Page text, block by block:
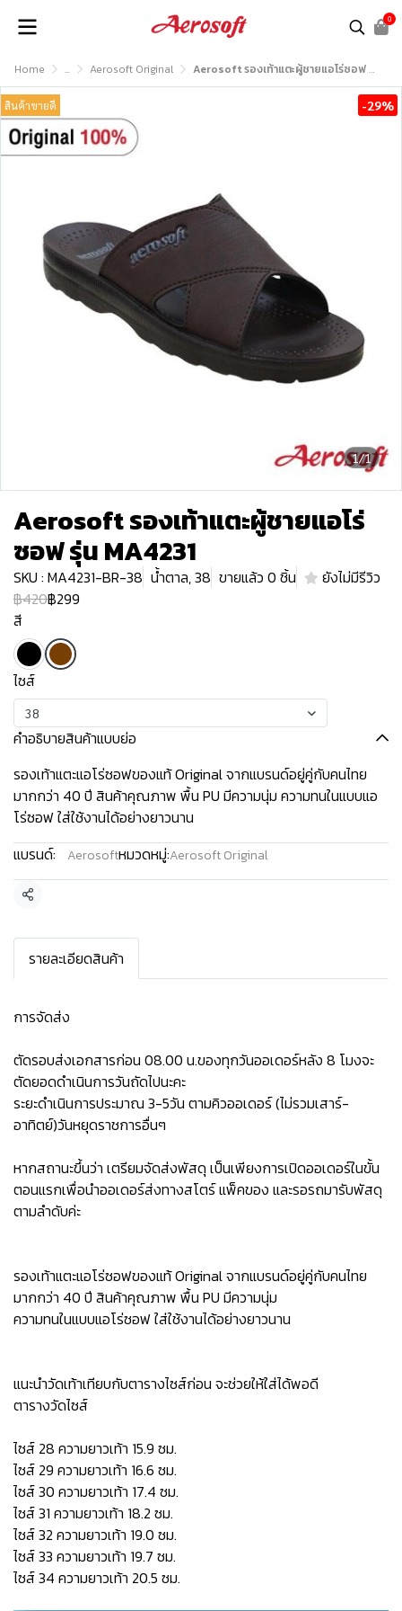
0
Home ... Aerosoft Original Aerosoft รองเท้าแตะผู้ชายแอโร่ซอฟ รุ่น MA4231
1/1
สินค้าขายดี -29%
Aerosoft รองเท้าแตะผู้ชายแอโร่
ซอฟ รุ่น MA4231
SKU : MA4231-BR-38 น้ำตาล, 38 ขายแล้ว 0 ชิ้น
ยังไม่มีรีวิว
฿420฿299
สี
ไซส์
38
คำอธิบายสินค้าแบบย่อ
รองเท้าแตะแอโร่ซอฟของแท้ Original จากแบรนด์อยู่คู่กับคนไทย
มากกว่า 40 ปี สินค้าคุณภาพ พื้น PU มีความนุ่ม ความทนในแบบแอ
โร่ซอฟ ใส่ใช้งานได้อย่างยาวนาน
แบรนด์:
Aerosoftหมวดหมู่:Aerosoft Original
แชร์
รายละเอียดสินค้า
การจัดส่ง
ตัดรอบส่งเอกสารก่อน 08.00 น.ของทุกวันออเดอร์หลัง 8 โมงจะ
ตัดยอดดำเนินการวันถัดไปนะคะ
ระยะดำเนินการประมาณ 3-5วัน ตามคิวออเดอร์ (ไม่รวมเสาร์-
อาทิตย์)วันหยุดราชการอื่นๆ
หากสถานะขึ้นว่า เตรียมจัดส่งพัสดุ เป็นเพียงการเปิดออเดอร์ในขั้น
ตอนแรกเพื่อนำออเดอร์ส่งทางสโตร์ แพ็คของ และรอรถมารับพัสดุ
ตามลำดับค่ะ
รองเท้าแตะแอโร่ซอฟของแท้ Original จากแบรนด์อยู่คู่กับคนไทย
มากกว่า 40 ปี สินค้าคุณภาพ พื้น PU มีความนุ่ม
ความทนในแบบแอโร่ซอฟ ใส่ใช้งานได้อย่างยาวนาน
แนะนำวัดเท้าเทียบกับตารางไซส์ก่อน จะช่วยให้ใส่ได้พอดี
ตารางวัดไซส์
ไซส์ 28 ความยาวเท้า 15.9 ซม.
ไซส์ 29 ความยาวเท้า 16.6 ซม.
ไซส์ 30 ความยาวเท้า 17.4 ซม.
ไซส์ 31 ความยาวเท้า 18.2 ซม.
ไซส์ 32 ความยาวเท้า 19.0 ซม.
ไซส์ 33 ความยาวเท้า 19.7 ซม.
ไซส์ 34 ความยาวเท้า 20.5 ซม.